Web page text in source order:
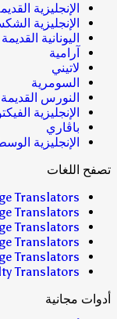
الإنجليزية
الإنجليزية
اليونانية القديمة
آرامية
لاتيني
السومرية
النورس القديمة
الإنجليزية
باڤاري
الإنجليزية
تصفح اللغات
Translators
Translators
Translators
Translators
Translators
Translators
أدوات مجانية